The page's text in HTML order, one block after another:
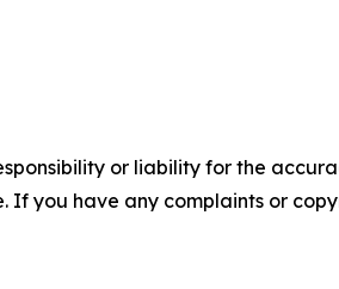
or liability for the
If you have any complaints or